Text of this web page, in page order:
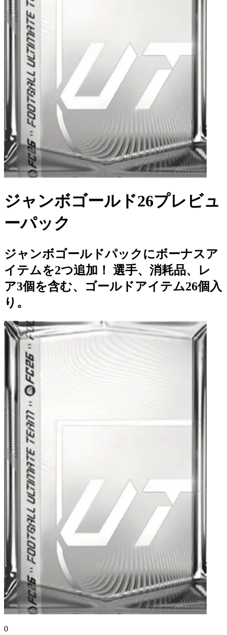
ジャンボゴールド26プレビュ
ーパック
ジャンボゴールドパックにボーナスア
イテムを2つ追加！ 選手、消耗品、レ
ア3個を含む、ゴールドアイテム26個入
り。
0